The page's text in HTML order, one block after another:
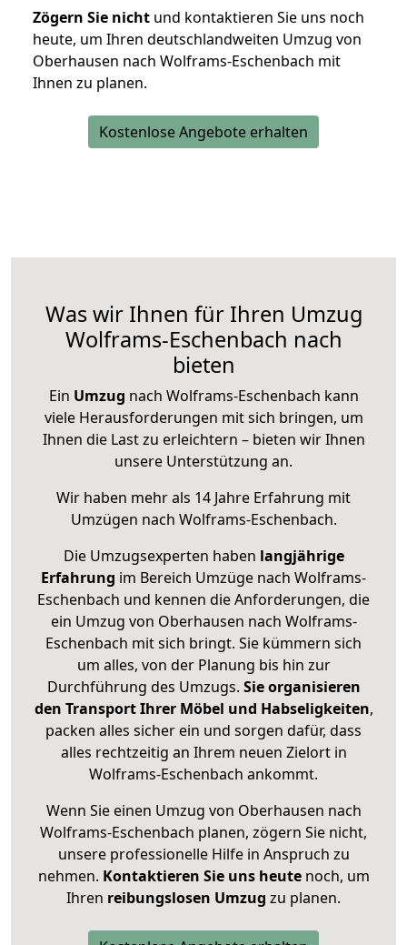
Zögern Sie nicht und kontaktieren Sie uns noch
heute, um Ihren deutschlandweiten Umzug von
Oberhausen nach Wolframs-Eschenbach mit
Ihnen zu planen.
Kostenlose Angebote erhalten
Was wir Ihnen für Ihren Umzug
Wolframs-Eschenbach nach
bieten
Ein Umzug nach Wolframs-Eschenbach kann
viele Herausforderungen mit sich bringen, um
Ihnen die Last zu erleichtern – bieten wir Ihnen
unsere Unterstützung an.
Wir haben mehr als 14 Jahre Erfahrung mit
Umzügen nach Wolframs-Eschenbach.
Die Umzugsexperten haben langjährige
Erfahrung im Bereich Umzüge nach Wolframs-
Eschenbach und kennen die Anforderungen, die
ein Umzug von Oberhausen nach Wolframs-
Eschenbach mit sich bringt. Sie kümmern sich
um alles, von der Planung bis hin zur
Durchführung des Umzugs. Sie organisieren
den Transport Ihrer Möbel und Habseligkeiten,
packen alles sicher ein und sorgen dafür, dass
alles rechtzeitig an Ihrem neuen Zielort in
Wolframs-Eschenbach ankommt.
Wenn Sie einen Umzug von Oberhausen nach
Wolframs-Eschenbach planen, zögern Sie nicht,
unsere professionelle Hilfe in Anspruch zu
nehmen. Kontaktieren Sie uns heutenoch, um
Ihren reibungslosen Umzug zu planen.